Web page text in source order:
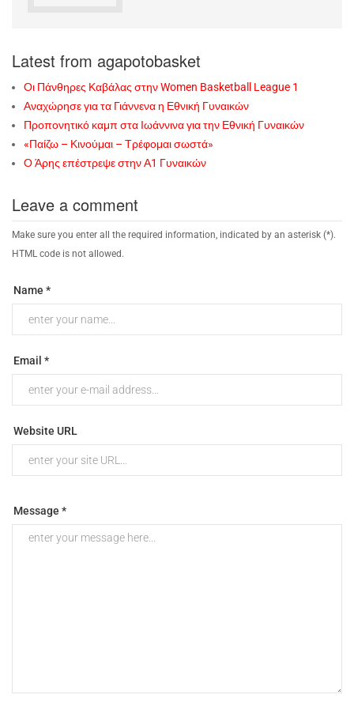
Latest from agapotobasket
Οι Πάνθηρες Καβάλας στην Women Basketball League 1
Αναχώρησε για τα Γιάννενα η Εθνική Γυναικών
Προπονητικό καμπ στα Ιωάννινα για την Εθνική Γυναικών
«Παίζω – Κινούμαι – Τρέφομαι σωστά»
Ο Άρης επέστρεψε στην Α1 Γυναικών
Leave a comment
Make sure you enter all the required information, indicated by an asterisk (*).
HTML code is not allowed.
Name *
Email *
Website URL
Message *